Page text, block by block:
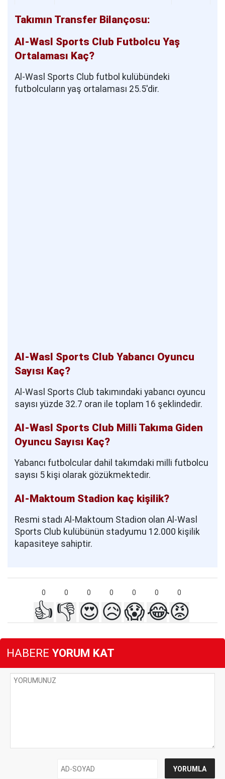
Takımın Transfer Bilançosu:
Al-Wasl Sports Club Futbolcu Yaş
Ortalaması Kaç?
Al-Wasl Sports Club futbol kulübündeki
futbolcuların yaş ortalaması 25.5'dir.
Al-Wasl Sports Club Yabancı Oyuncu
Sayısı Kaç?
Al-Wasl Sports Club takımındaki yabancı oyuncu
sayısı yüzde 32.7 oran ile toplam 16 şeklindedir.
Al-Wasl Sports Club Milli Takıma Giden
Oyuncu Sayısı Kaç?
Yabancı futbolcular dahil takımdaki milli futbolcu
sayısı 5 kişi olarak gözükmektedir.
Al-Maktoum Stadion kaç kişilik?
Resmi stadı Al-Maktoum Stadion olan Al-Wasl
Sports Club kulübünün stadyumu 12.000 kişilik
kapasiteye sahiptir.
0 0 0 0 0 0 0
👍 👎 😍😥😱😂😡
HABERE YORUM KAT